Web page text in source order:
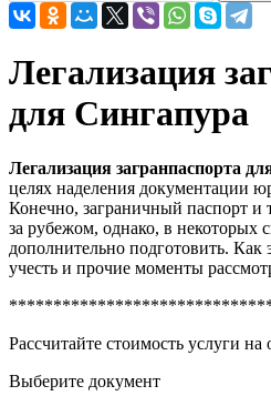
Легализация
для Сингапура
Легализация загранпаспорта
целях наделения документации
Конечно, заграничный паспорт и
за рубежом, однако, в некоторых
дополнительно подготовить. Как
учесть и прочие моменты
Рассчитайте стоимость услуги на
Выберите документ